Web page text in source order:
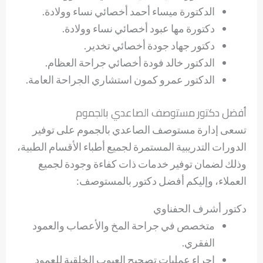
الدكتورة ميساء أحمد أخصائي نساء وولادة.
دكتورة مها عبود أخصائي نساء وولادة.
دكتور جهاد جودة أخصائي تخدير.
الدكتور خالد فودة أخصائي جراحة العظام.
الدكتور عمرو كمون استشاري الجراحة العامة.
أفضل دكتور مستوصف الصاعدي بالجموم
تسعى إدارة مستوصف الصاعدي بالجموم على توفير
الدورات التدريبية المستمرة لجميع أطباء الأقسام الطبية،
وذلك لضمان توفير خدمات ذات كفاءة وجودة لجميع
العملاء، وإليكم أفضل دكتور بالمستوصف:
دكتور أشرف الحفناوي
متخصص في جراحة المخ والأعصاب والعمود
الفقري.
إجراء عمليات تصحيح العيوب الخلقية للعمود